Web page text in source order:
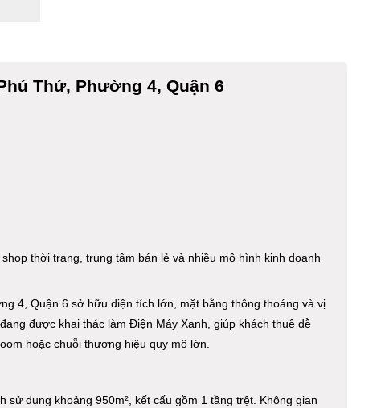
Thứ, Phường 4, Quận 6
thời trang, trung tâm bán lẻ và nhiều mô hình kinh doanh
4, Quận 6 sở hữu diện tích lớn, mặt bằng thông thoáng và vị
được khai thác làm Điện Máy Xanh, giúp khách thuê dễ
hoặc chuỗi thương hiệu quy mô lớn.
dụng khoảng 950m², kết cấu gồm 1 tầng trệt. Không gian